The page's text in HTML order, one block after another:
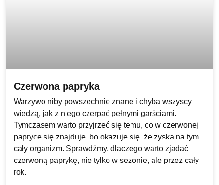
Czerwona papryka
Warzywo niby powszechnie znane i chyba wszyscy
wiedzą, jak z niego czerpać pełnymi garściami.
Tymczasem warto przyjrzeć się temu, co w czerwonej
papryce się znajduje, bo okazuje się, że zyska na tym
cały organizm. Sprawdźmy, dlaczego warto zjadać
czerwoną paprykę, nie tylko w sezonie, ale przez cały
rok.